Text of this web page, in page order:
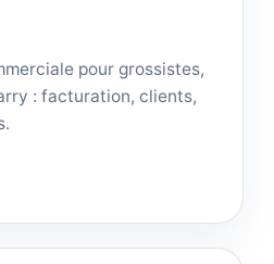
pour grossistes,
: facturation, clients,